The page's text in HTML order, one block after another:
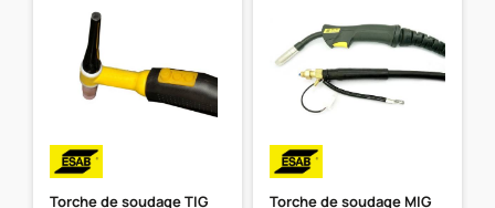
Torche de soudage TIG Torche de soudage MIG